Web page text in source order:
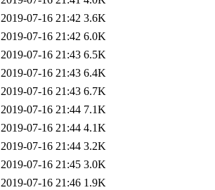
2019-07-16 21:42 3.6K
2019-07-16 21:42 6.0K
2019-07-16 21:43 6.5K
2019-07-16 21:43 6.4K
2019-07-16 21:43 6.7K
2019-07-16 21:44 7.1K
2019-07-16 21:44 4.1K
2019-07-16 21:44 3.2K
2019-07-16 21:45 3.0K
2019-07-16 21:46 1.9K